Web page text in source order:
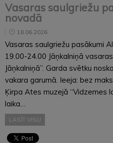
Vasaras saulgriežu
novadā
18.06.2026
Vasaras saulgriežu pasākumi
19.00-24.00 Jāņkalniņā
Jāņkalniņā”. Garda svētku
vakara garumā. Ieeja: bez
Ķirpa Ates muzejā “Vidzemes
laika…
LASĪT VISU